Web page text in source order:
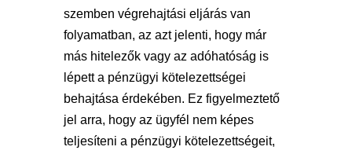
szemben végrehajtási eljárás van
folyamatban, az azt jelenti, hogy már
más hitelezők vagy az adóhatóság is
lépett a pénzügyi kötelezettségei
behajtása érdekében. Ez figyelmeztető
jel arra, hogy az ügyfél nem képes
teljesíteni a pénzügyi kötelezettségeit,